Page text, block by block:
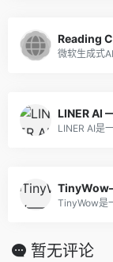
Reading
LINER AI
暂无评论